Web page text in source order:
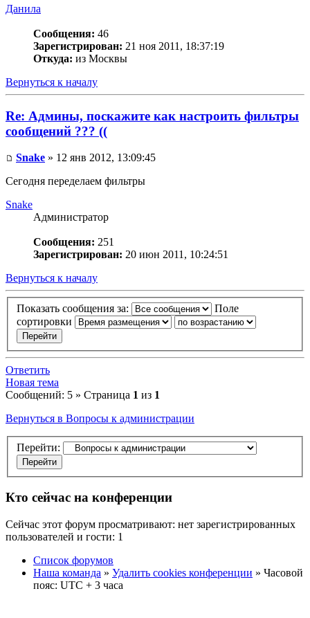
Данила
Сообщения: 46
Зарегистрирован: 21 ноя 2011, 18:37:19
Откуда: из Москвы
Вернуться к началу
Re: Админы, поскажите как настроить фильтры
сообщений ??? ((
Snake » 12 янв 2012, 13:09:45
Сегодня переделаем фильтры
Snake
Администратор
Сообщения: 251
Зарегистрирован: 20 июн 2011, 10:24:51
Вернуться к началу
Показать сообщения за:
Поле
сортировки
Ответить
Новая тема
Сообщений: 5 » Страница 1 из 1
Вернуться в Вопросы к администрации
Перейти:
Кто сейчас на конференции
Сейчас этот форум просматривают: нет зарегистрированных
пользователей и гости: 1
Список форумов
Наша команда » Удалить cookies конференции » Часовой
пояс: UTC + 3 часа